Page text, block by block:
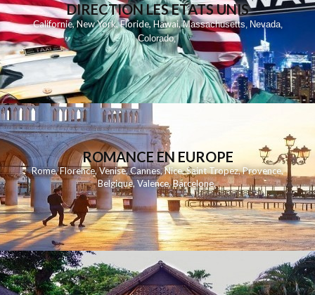
DIRECTION LES ETATS UNIS
Californie,New York,Floride,Hawai,Massachusetts, Nevada,
Colorado,
ROMANCE EN EUROPE
Rome,Florence,Venise,Cannes,Nice,Saint Tropez,Provence,
Belgique,Valence,Barcelone,